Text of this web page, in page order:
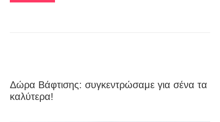
Δώρα Βάφτισης: συγκεντρώσαμε για σένα τα
καλύτερα!